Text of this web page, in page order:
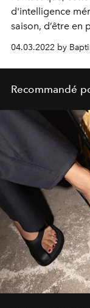
d'intelligence
saison, d’être en
04.03.2022 by
Recommandé